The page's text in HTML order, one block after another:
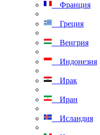
Франция
Греция
Венгрия
Индонезия
Ирак
Иран
Исландия